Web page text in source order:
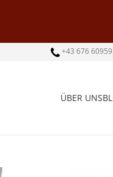
+43 676
ÜBER UNS